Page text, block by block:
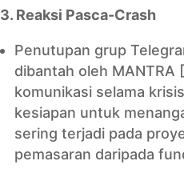
3. Reaksi Pasca-Crash
Penutupan grup
dibantah oleh MANTRA
komunikasi selama
kesiapan untuk
sering terjadi pada
pemasaran daripada